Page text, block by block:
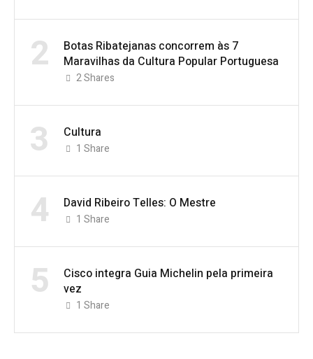
2
Botas Ribatejanas concorrem às 7
Maravilhas da Cultura Popular Portuguesa
2Shares
3 Cultura
1 Share
4 David Ribeiro Telles: O Mestre
1 Share
5
Cisco integra Guia Michelin pela primeira
vez
1 Share